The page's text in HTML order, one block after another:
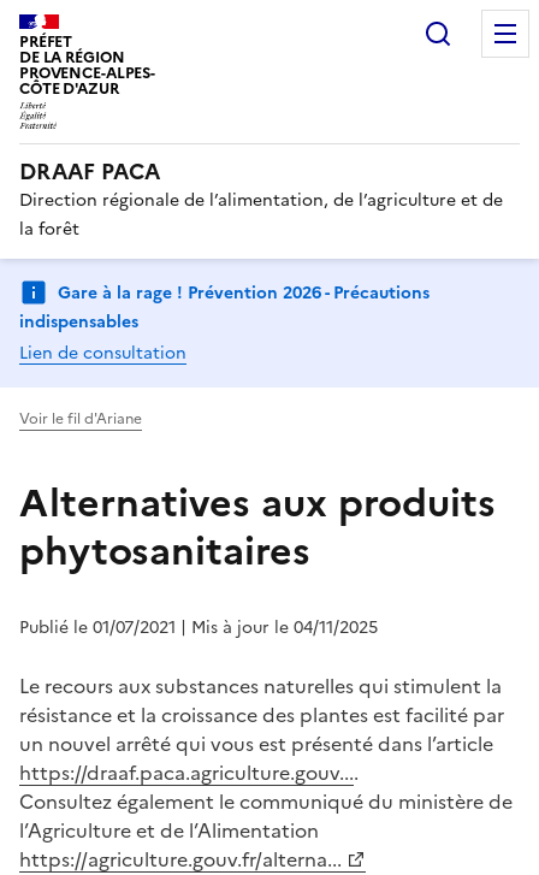
PRÉFET
DE LA RÉGION
PROVENCE-ALPES-
CÔTE D'AZUR
DRAAF PACA
Direction régionale de l’alimentation, de l’agriculture et de
la forêt
Gare à la rage ! Prévention 2026 - Précautions
indispensables
Lien de consultation
Voir le fil d'Ariane
Alternatives aux produits
phytosanitaires
Publié le 01/07/2021 | Mis à jour le 04/11/2025
Le recours aux substances naturelles qui stimulent la
résistance et la croissance des plantes est facilité par
un nouvel arrêté qui vous est présenté dans l’article
https://draaf.paca.agriculture.gouv....
Consultez également le communiqué du ministère de
l’Agriculture et de l’Alimentation
https://agriculture.gouv.fr/alterna...